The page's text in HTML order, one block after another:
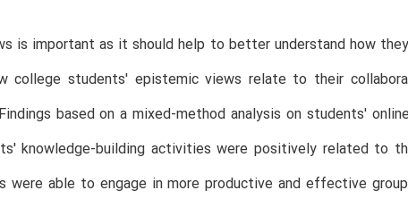
is important as it should help to better understand how
college students' epistemic views relate to their
based on a mixed-method analysis on students'
knowledge-building activities were positively related to
were able to engage in more productive and effective